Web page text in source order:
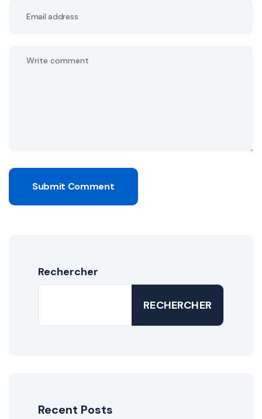
Submit Comment
Rechercher
RECHERCHER
Recent Posts